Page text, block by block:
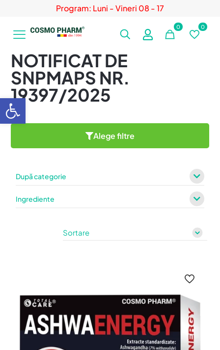
Program: Luni - Vineri 08 - 17
0 0
NOTIFICAT DE
SNPMAPS NR.
19397/2025
Alege filtre
După categorie
Ingrediente
Deschide bara de unelte